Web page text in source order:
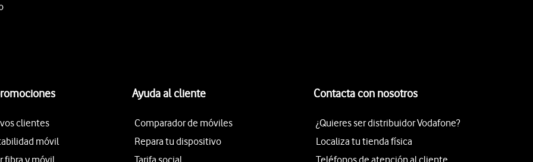
clientes
móvil
fibra y móvil
Ayuda al cliente
Comparador de móviles
Repara tu dispositivo
Tarifa social
Contacta con nosotros
¿Quieres ser distribuidor Vodafone?
Localiza tu tienda física
Teléfonos de atención al cliente